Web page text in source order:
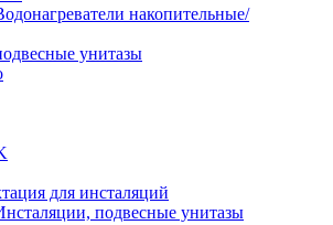
накопительные/
унитазы
для инсталяций
подвесные унитазы